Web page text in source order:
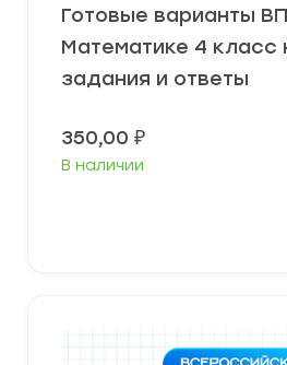
Готовые варианты
Математике 4 класс
задания и ответы
350,00 ₽
В наличии